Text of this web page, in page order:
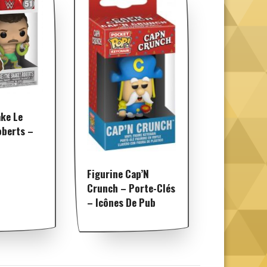
Le
–
Figurine Cap’N
Crunch – Porte-Clés
– Icônes De Pub